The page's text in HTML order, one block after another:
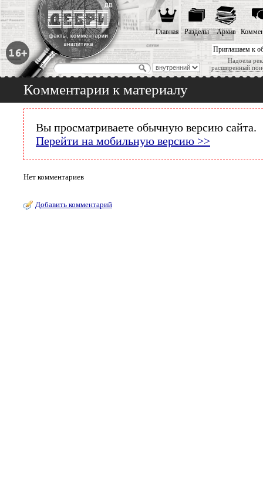
Приглашаем к
Надоела
расширенный
Главная Разделы Архив
Комментарии к материалу
Вы просматриваете обычную версию сайта.
Перейти на мобильную версию >>
Нет комментариев
Добавить комментарий